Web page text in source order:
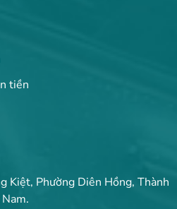
tiền
Kiệt, Phường Diên Hồng, Thành